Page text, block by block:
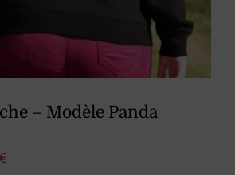
– Modèle Panda
€